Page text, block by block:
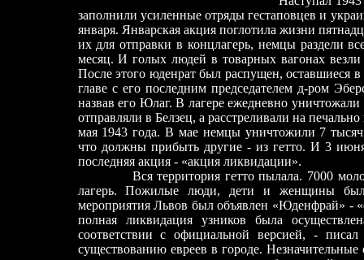
заполнили усиленные отряды гестаповцев и
января. Январская акция поглотила жизни
их для отправки в концлагерь, немцы раздели
месяц. И голых людей в товарных вагонах
После этого юденрат был распущен, оставшиеся
главе с его последним председателем д-ром
назвав его Юлаг. В лагере ежедневно
отправляли в Белзец, а расстреливали на
мая 1943 года. В мае немцы уничтожили 7 тысяч
что должны прибыть другие -из гетто. И 3 июня
последняя акция -«акция ликвидации».
Вся территория гетто пылала. 7000
лагерь. Пожилые люди, дети и женщины
мероприятия Львов был объявлен «Юденфрай» -
полная ликвидация узников была
соответствии с официальной версией,-
существованию евреев в городе. Незначительные